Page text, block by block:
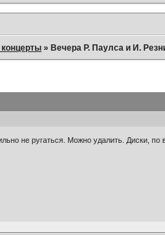
»Вечера Р. Паулса и И.
не ругаться. Можно удалить. Диски,